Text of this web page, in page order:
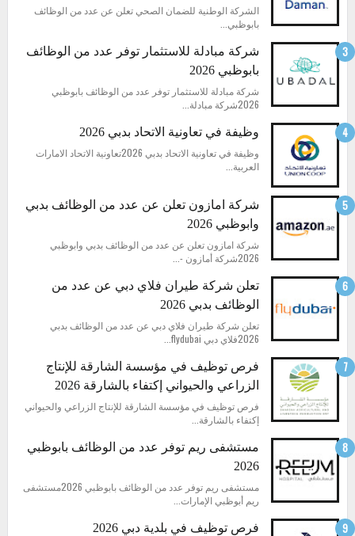
الشركة الوطنية للضمان الصحي تعلن عن عدد من الوظائف
بابوظبي...
شركة مبادلة للاستثمار توفر عدد من الوظائف
بابوظبي 2026
شركة مبادلة للاستثمار توفر عدد من الوظائف بابوظبي
2026شركة مبادلة...
وظيفة في تعاونية الاتحاد بدبي 2026
وظيفة في تعاونية الاتحاد بدبي 2026تعاونية الاتحاد الامارات
العربية...
شركة امازون تعلن عن عدد من الوظائف بدبي
وابوظبي 2026
شركة امازون تعلن عن عدد من الوظائف بدبي وابوظبي
2026شركة أمازون -...
تعلن شركة طيران فلاي دبي عن عدد من
الوظائف بدبي 2026
تعلن شركة طيران فلاي دبي عن عدد من الوظائف بدبي
2026فلاي دبي flydubai...
فرص توظيف في مؤسسة الشارقة للإنتاج
الزراعي والحيواني إكتفاء بالشارقة 2026
فرص توظيف في مؤسسة الشارقة للإنتاج الزراعي والحيواني
إكتفاء بالشارقة...
مستشفى ريم توفر عدد من الوظائف بابوظبي
2026
مستشفى ريم توفر عدد من الوظائف بابوظبي 2026مستشفى
ريم أبوظبي الإمارات...
فرص توظيف في بلدية دبي 2026